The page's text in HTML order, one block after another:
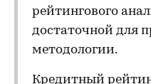
рейтингового
достаточной для
методологии.
Кредитный